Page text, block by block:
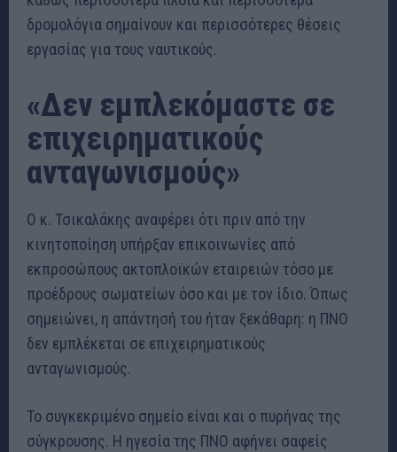
δρομολόγια σημαίνουν και περισσότερες θέσεις
εργασίας για τους ναυτικούς.
«Δεν εμπλεκόμαστε σε
επιχειρηματικούς
ανταγωνισμούς»
Ο κ. Τσικαλάκης αναφέρει ότι πριν από την
κινητοποίηση υπήρξαν επικοινωνίες από
εκπροσώπους ακτοπλοϊκών εταιρειών τόσο με
προέδρους σωματείων όσο και με τον ίδιο. Όπως
σημειώνει, η απάντησή του ήταν ξεκάθαρη: η ΠΝΟ
δεν εμπλέκεται σε επιχειρηματικούς
ανταγωνισμούς.
Το συγκεκριμένο σημείο είναι και ο πυρήνας της
σύγκρουσης. Η ηγεσία της ΠΝΟ αφήνει σαφείς